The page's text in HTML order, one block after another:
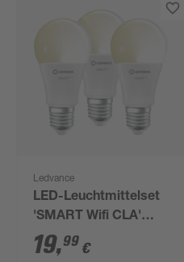
Ledvance
LED-Leuchtmittelset
'SMART Wifi CLA'
dimmbar
Standardform matt
19,99 €